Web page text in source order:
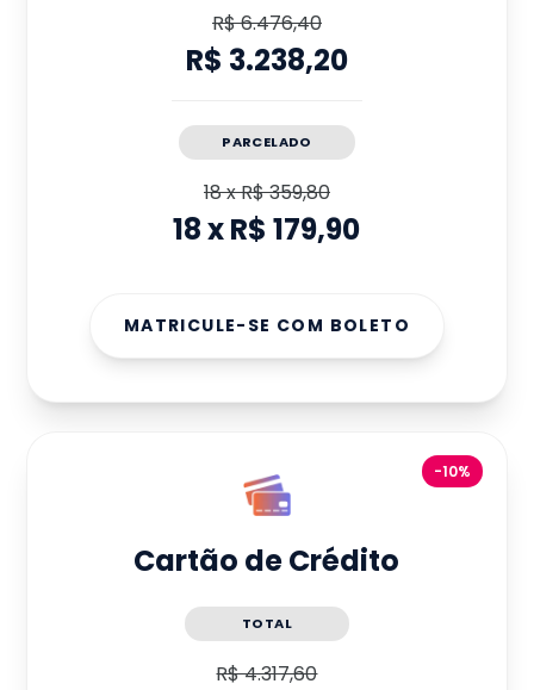
R$ 6.476,40
R$ 3.238,20
PARCELADO
18xR$ 359,80
18xR$ 179,90
MATRICULE-SE COM BOLETO
-10%
Cartão de Crédito
TOTAL
R$ 4.317,60